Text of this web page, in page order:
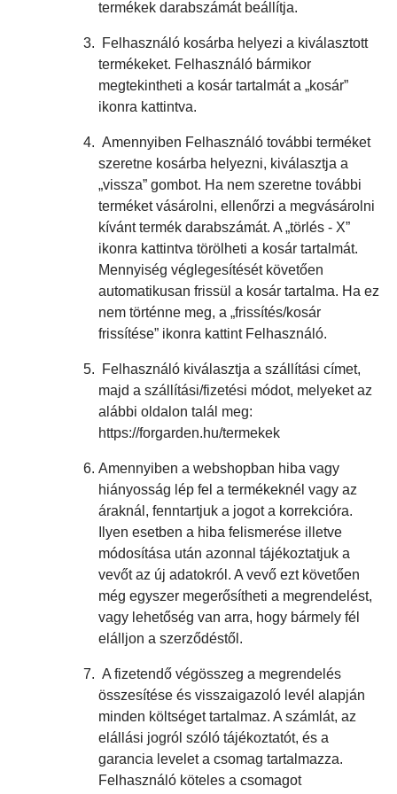
termékek darabszámát beállítja.
Felhasználó kosárba helyezi a kiválasztott
termékeket. Felhasználó bármikor
megtekintheti a kosár tartalmát a „kosár”
ikonra kattintva.
Amennyiben Felhasználó további terméket
szeretne kosárba helyezni, kiválasztja a
„vissza” gombot. Ha nem szeretne további
terméket vásárolni, ellenőrzi a megvásárolni
kívánt termék darabszámát. A „törlés - X”
ikonra kattintva törölheti a kosár tartalmát.
Mennyiség véglegesítését követően
automatikusan frissül a kosár tartalma. Ha ez
nem történne meg, a „frissítés/kosár
frissítése” ikonra kattint Felhasználó.
Felhasználó kiválasztja a szállítási címet,
majd a szállítási/fizetési módot, melyeket az
alábbi oldalon talál meg:
https://forgarden.hu/termekek
Amennyiben a webshopban hiba vagy
hiányosság lép fel a termékeknél vagy az
áraknál, fenntartjuk a jogot a korrekcióra.
Ilyen esetben a hiba felismerése illetve
módosítása után azonnal tájékoztatjuk a
vevőt az új adatokról. A vevő ezt követően
még egyszer megerősítheti a megrendelést,
vagy lehetőség van arra, hogy bármely fél
elálljon a szerződéstől.
A fizetendő végösszeg a megrendelés
összesítése és visszaigazoló levél alapján
minden költséget tartalmaz. A számlát, az
elállási jogról szóló tájékoztatót, és a
garancia levelet a csomag tartalmazza.
Felhasználó köteles a csomagot